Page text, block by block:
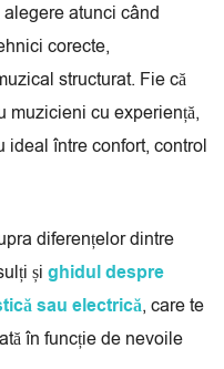
atunci când
corecte,
structurat. Fie că
muzicieni cu experiență,
ideal între confort, control
diferențelor dintre
și ghidul despre
sau electrică, care te
în funcție de nevoile